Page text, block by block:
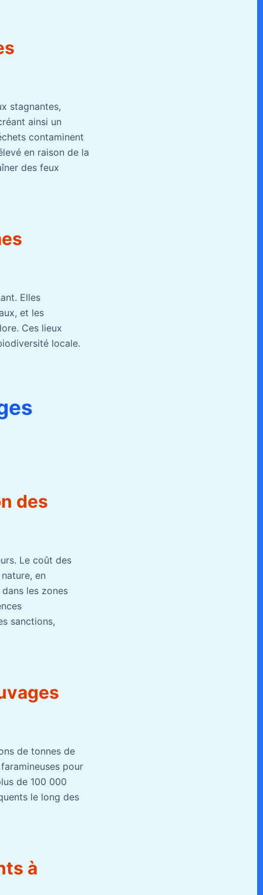
stagnantes,
ainsi un
contaminent
en raison de la
des feux
Elles
et les
Ces lieux
locale.
des
Le coût des
en
les zones
sanctions,
de tonnes de
pour
de 100 000
le long des
à